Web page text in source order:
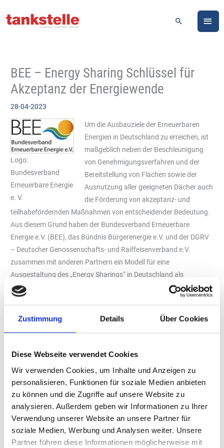
Zustimmung Details Über Cookies
Diese Webseite verwendet Cookies
Wir verwenden Cookies, um Inhalte und Anzeigen zu
personalisieren, Funktionen für soziale Medien anbieten
zu können und die Zugriffe auf unsere Website zu
analysieren. Außerdem geben wir Informationen zu Ihrer
Verwendung unserer Website an unsere Partner für
soziale Medien, Werbung und Analysen weiter. Unsere
Partner führen diese Informationen möglicherweise mit
Inhalt
Suchen
BEE – Energy Sharing Schlüssel für
Akzeptanz der Energiewende
28-04-2023
Logo:
Bundesverband
Erneuerbare Energie
e. V.
Um die Ausbauziele der Erneuerbaren
Energien in Deutschland zu erreichen, ist
maßgeblich neben der Beschleunigung
von Genehmigungsverfahren und der
Bereitstellung von Flächen sowie der
Ausnutzung aller geeigneten Dächer auch
die Förderung von akzeptanz- und
teilhabefördernden Maßnahmen von entscheidender Bedeutung.
Aus diesem Grund haben der Bundesverband Erneuerbare
Energie e.V. (BEE), das Bündnis Bürgerenergie e.V. und der DGRV
– Deutscher Genossenschafts- und Raiffeisenverband e.V.
zusammen mit anderen Partnern ein Modell für eine
Ausgestaltung des „Energy Sharings“ in Deutschland als
weitreichende Umsetzung des entsprechenden EU-Rahmens
erarbeitet. Es berücksichtigt die betriebswirtschaftlichen
technischen Voraussetzungen.
(Privathaushalten, Kommunen und KMUs), sich zu einer
gemeinsam Erneuerbare-Energien-Anlagen zu betreiben. Dadurch
werden Preisentlastungen bei den Bürgern mit der unmittelbaren
Teilhabe an der Energiewende verknüpft. Zudem werden Anreize
für einen dezentralen, zeitgleichen Verbrauch Erneuerbarer
Energien generiert. Aus diesen Gründen wurde die nationale
Umsetzung des Energy Sharings von der Europäischen Union